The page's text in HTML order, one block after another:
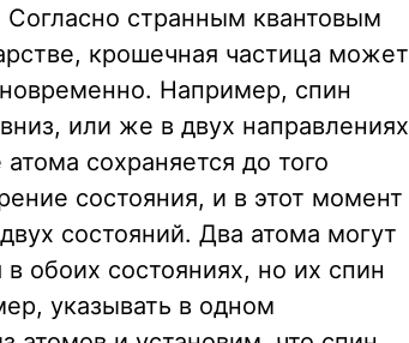
странным квантовым
крошечная частица может
Например, спин
или же в двух направлениях
сохраняется до того
состояния, и в этот момент
состояний. Два атома могут
обоих состояниях, но их спин
указывать в одном